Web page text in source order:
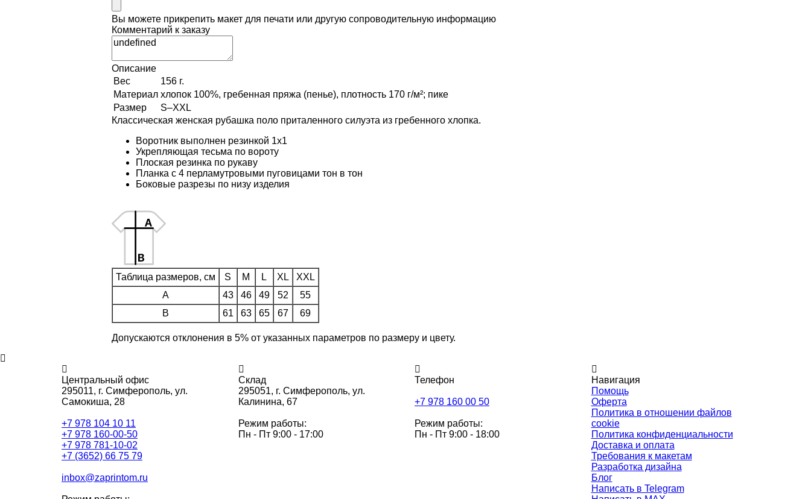
Вы можете прикрепить макет для печати или другую сопроводительную информацию
Комментарий к заказу
Описание
Вес
156 г.
Материал хлопок 100%, гребенная пряжа (пенье), плотность 170 г/м²; пике
Размер
S–XXL
Классическая женская рубашка поло приталенного силуэта из гребенного хлопка.
Воротник выполнен резинкой 1х1
Укрепляющая тесьма по вороту
Плоская резинка по рукаву
Планка с 4 перламутровыми пуговицами тон в тон
Боковые разрезы по низу изделия
Таблица размеров, см S M L XL
XXL
A
43 46 49 52
55
B
61 63 65 67 69
Допускаются отклонения в 5% от указанных параметров по размеру и цвету.
Центральный офис
295011, г. Симферополь, ул.
Самокиша, 28
+7 978 104 10 11
+7 978 160-00-50
+7 978 781-10-02
+7 (3652) 66 75 79
inbox@zaprintom.ru
Склад
295051, г. Симферополь, ул.
Калинина, 67
Режим работы:
Пн - Пт 9:00 - 17:00
Телефон
+7 978 160 00 50
Режим работы:
Пн - Пт 9:00 - 18:00
Навигация
Помощь
Оферта
Политика в отношении файлов
cookie
Политика конфиденциальности
Доставка и оплата
Требования к макетам
Разработка дизайна
Блог
Написать в Telegram